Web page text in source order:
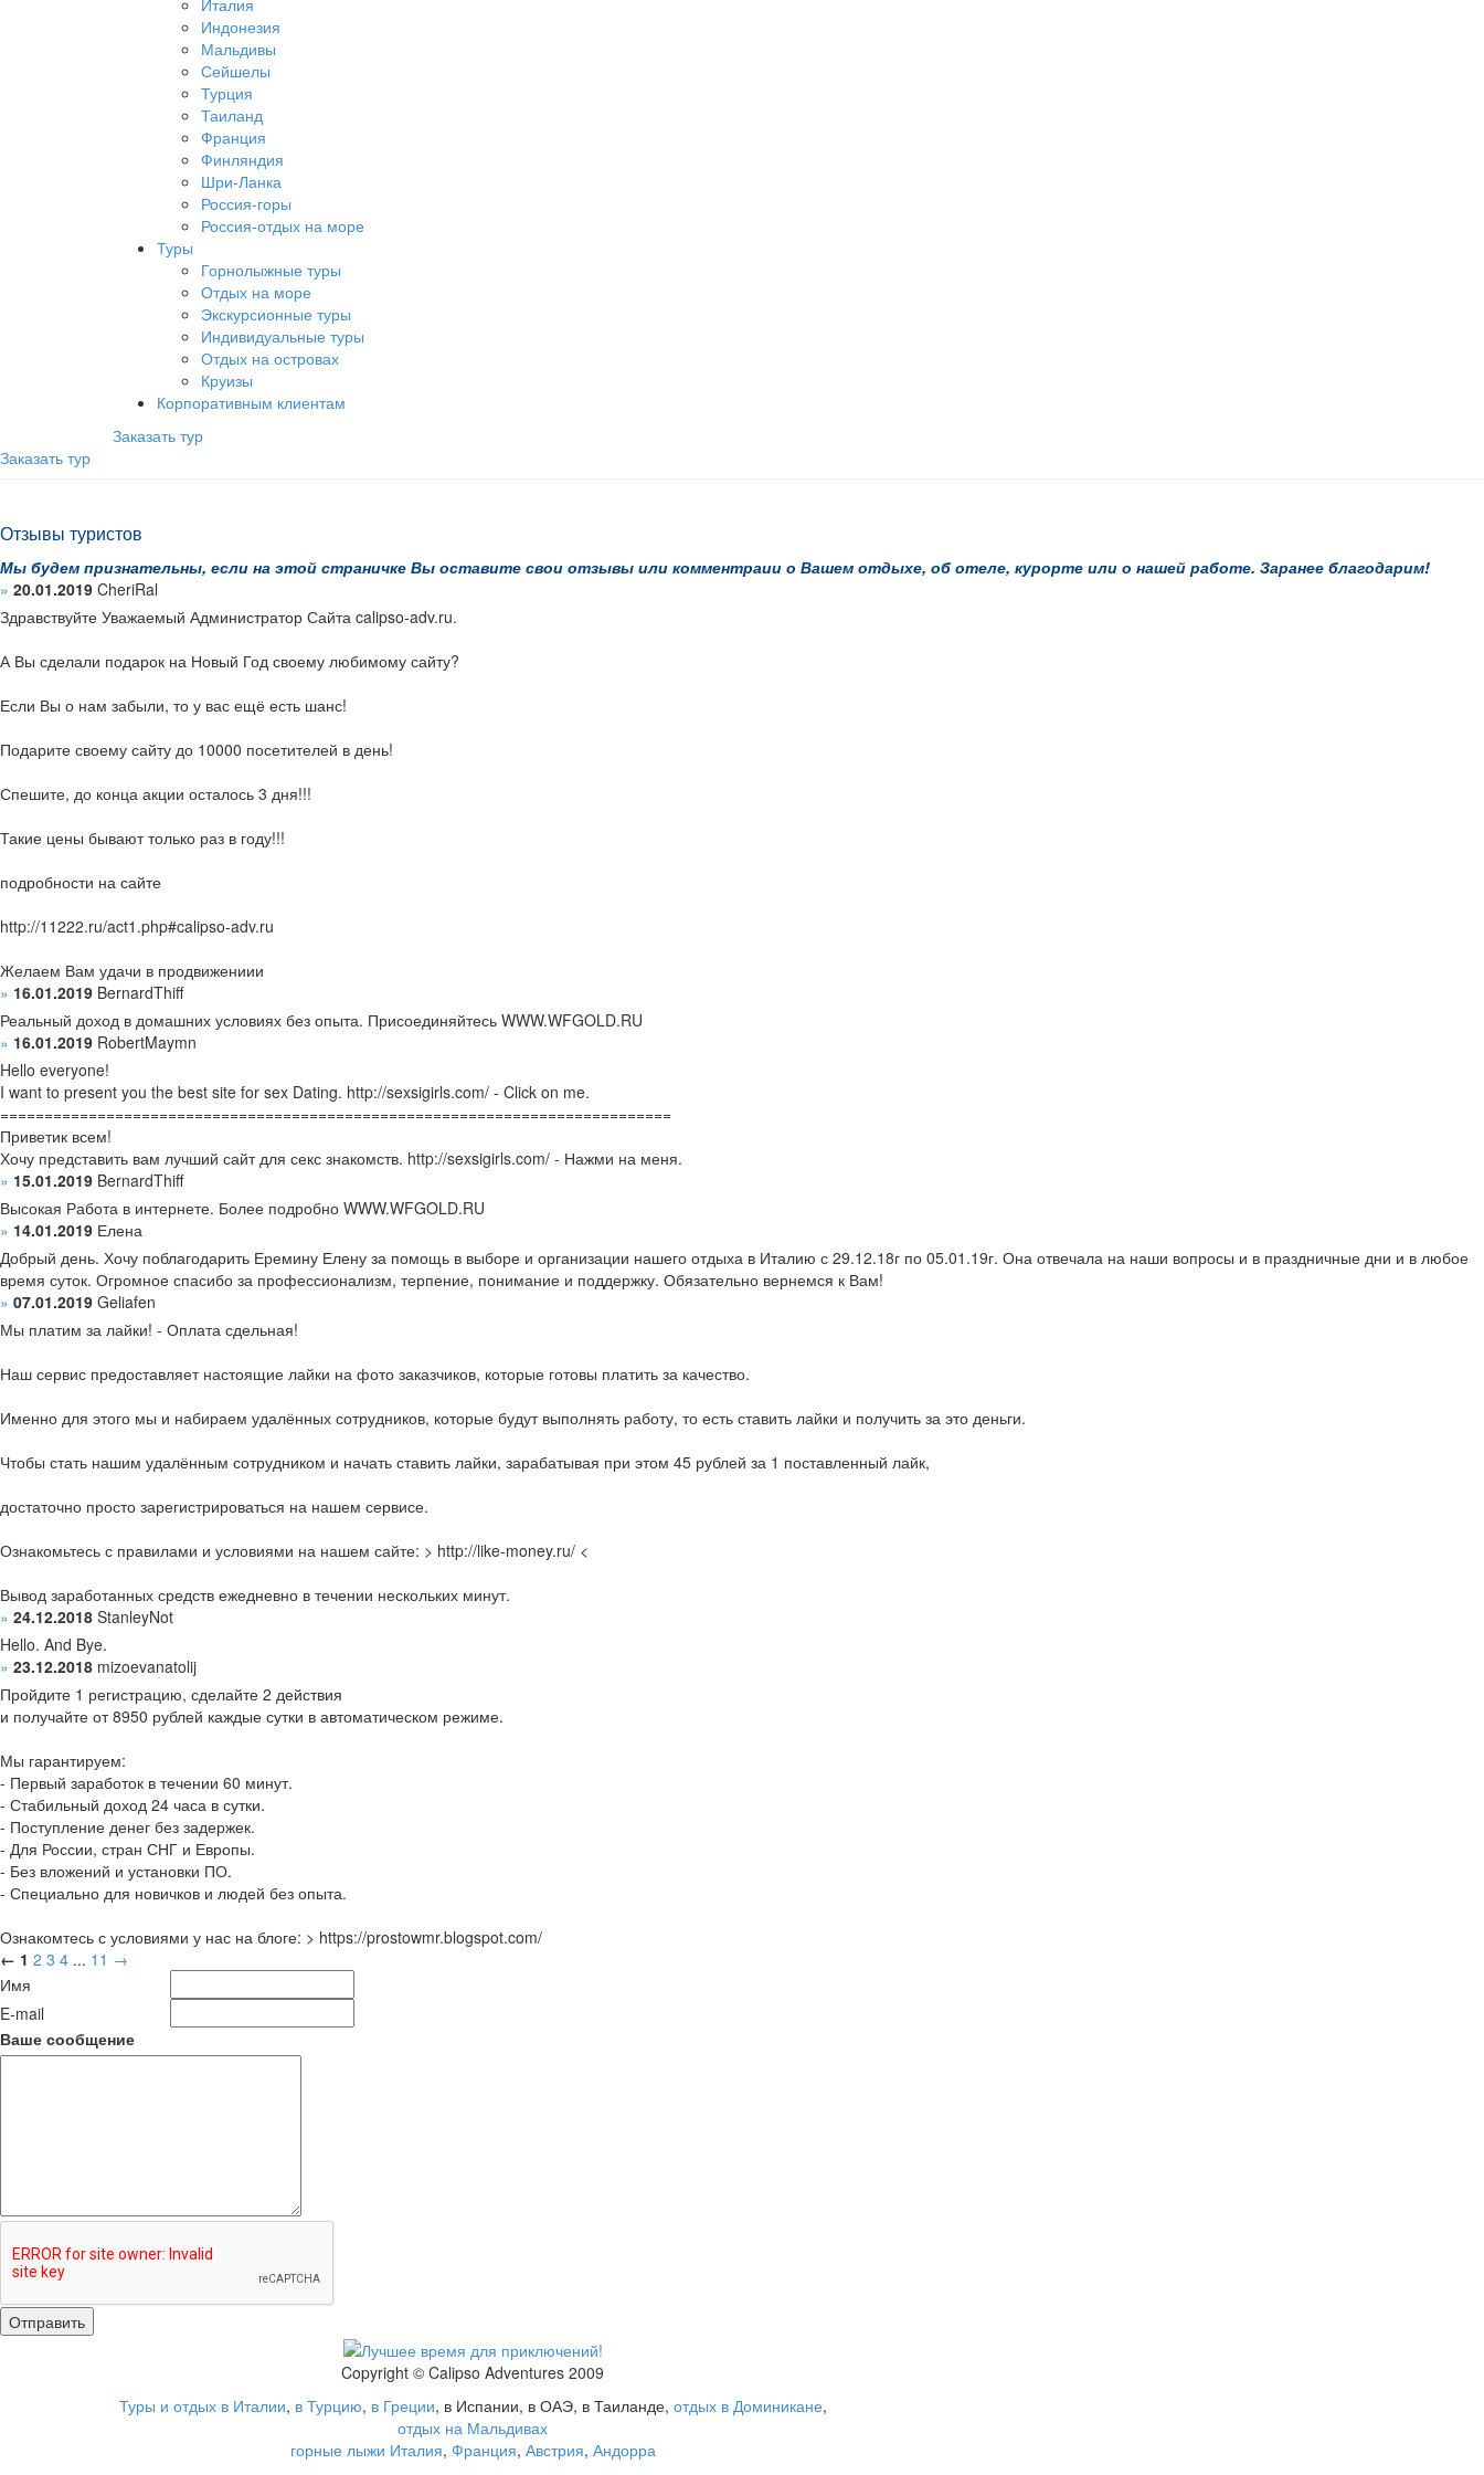
Италия
Индонезия
Мальдивы
Сейшелы
Турция
Таиланд
Франция
Финляндия
Шри-Ланка
Россия-горы
Россия-отдых на море
Туры
Горнолыжные туры
Отдых на море
Экскурсионные туры
Индивидуальные туры
Отдых на островах
Круизы
Корпоративным клиентам
Заказать тур
Заказать тур
Отзывы туристов
Мы будем признательны, если на этой страничке Вы оставите свои отзывы или комментраии о Вашем отдыхе, об отеле, курорте или о нашей работе. Заранее благодарим!
» 20.01.2019 CheriRal
Здравствуйте Уважаемый Администратор Сайта calipso-adv.ru.
А Вы сделали подарок на Новый Год своему любимому сайту?
Если Вы о нам забыли, то у вас ещё есть шанс!
Подарите своему сайту до 10000 посетителей в день!
Спешите, до конца акции осталось 3 дня!!!
Такие цены бывают только раз в году!!!
подробности на сайте
http://11222.ru/act1.php#calipso-adv.ru
Желаем Вам удачи в продвижениии
» 16.01.2019 BernardThiff
Реальный доход в домашних условиях без опыта. Присоединяйтесь WWW.WFGOLD.RU
» 16.01.2019 RobertMaymn
Hello everyone!
I want to present you the best site for sex Dating. http://sexsigirls.com/ - Click on me.
============================================================================
Приветик всем!
Хочу представить вам лучший сайт для секс знакомств. http://sexsigirls.com/ - Нажми на меня.
» 15.01.2019 BernardThiff
Высокая Работа в интернете. Более подробно WWW.WFGOLD.RU
» 14.01.2019 Елена
Добрый день. Хочу поблагодарить Еремину Елену за помощь в выборе и организации нашего отдыха в Италию с 29.12.18г по 05.01.19г. Она отвечала на наши вопросы и в праздничные дни и в любое
время суток. Огромное спасибо за профессионализм, терпение, понимание и поддержку. Обязательно вернемся к Вам!
» 07.01.2019 Geliafen
Мы платим за лайки! - Оплата сдельная!
Наш сервис предоставляет настоящие лайки на фото заказчиков, которые готовы платить за качество.
Именно для этого мы и набираем удалённых сотрудников, которые будут выполнять работу, то есть ставить лайки и получить за это деньги.
Чтобы стать нашим удалённым сотрудником и начать ставить лайки, зарабатывая при этом 45 рублей за 1 поставленный лайк,
достаточно просто зарегистрироваться на нашем сервисе.
Ознакомьтесь с правилами и условиями на нашем сайте: > http://like-money.ru/ <
Вывод заработанных средств ежедневно в течении нескольких минут.
» 24.12.2018 StanleyNot
Hello. And Bye.
» 23.12.2018 mizoevanatolij
Пройдите 1 регистрацию, сделайте 2 действия
и получайте от 8950 рублей каждые сутки в автоматическом режиме.
Мы гарантируем:
- Первый заработок в течении 60 минут.
- Стабильный доход 24 часа в сутки.
- Поступление денег без задержек.
- Для России, стран СНГ и Европы.
- Без вложений и установки ПО.
- Специально для новичков и людей без опыта.
Ознакомтесь с условиями у нас на блоге: > https://prostowmr.blogspot.com/
← 1 2 3 4 ... 11 →
Имя
E-mail
Ваше сообщение
Copyright © Calipso Adventures 2009
Туры и отдых в Италии, в Турцию, в Греции, в Испании, в ОАЭ, в Таиланде, отдых в Доминикане,
отдых на Мальдивах
горные лыжи Италия, Франция, Австрия, Андорра